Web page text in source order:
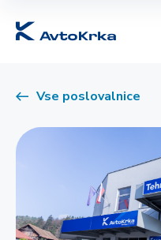
Registracija
Vse poslovalnice